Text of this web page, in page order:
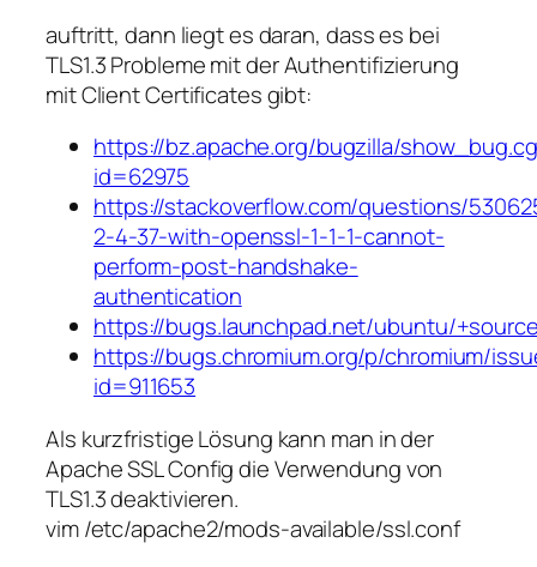
auftritt, dann liegt es daran, dass es bei
TLS1.3 Probleme mit der Authentifizierung
mit Client Certificates gibt:
https://bz.apache.org/bugzilla/
id=62975
https://stackoverflow.com/questions/
2-4-37-with-openssl-1-1-1-cannot-
perform-post-handshake-
authentication
https://bugs.launchpad.net/ubuntu/
https://bugs.chromium.org/p/chromium/
id=911653
Als kurzfristige Lösung kann man in der
Apache SSL Config die Verwendung von
TLS1.3 deaktivieren.
vim /etc/apache2/mods-available/ssl.conf